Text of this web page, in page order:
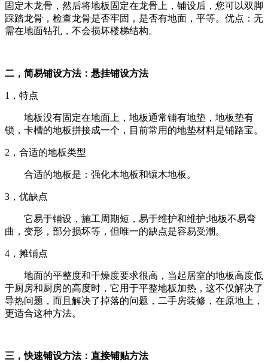
固定木龙骨，然后将地板固定在龙骨上，铺设后，您可以双脚
踩踏龙骨，检查龙骨是否牢固，是否有地面，平等。优点：无
需在地面钻孔，不会损坏楼梯结构。
二，简易铺设方法：悬挂铺设方法
1，特点
地板没有固定在地面上，地板通常铺有地垫，地板垫有
锁，卡槽的地板拼接成一个，目前常用的地垫材料是铺路宝。
2，合适的地板类型
合适的地板是：强化木地板和镶木地板。
3，优缺点
它易于铺设，施工周期短，易于维护和维护;地板不易弯
曲，变形，部分损坏等，但唯一的缺点是容易受潮。
4，摊铺点
地面的平整度和干燥度要求很高，当起居室的地板高度低
于厨房和厨房的高度时，它用于平整地板加热，这不仅解决了
导热问题，而且解决了掉落的问题，二手房装修，在原地上，
更适合这种方法。
三，快速铺设方法：直接铺贴方法